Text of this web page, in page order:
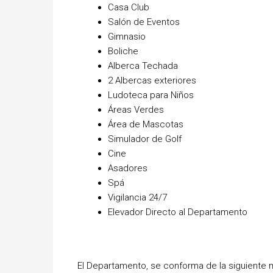
Casa Club
Salón de Eventos
Gimnasio
Boliche
Alberca Techada
2 Albercas exteriores
Ludoteca para Niños
Áreas Verdes
Área de Mascotas
Simulador de Golf
Cine
Asadores
Spá
Vigilancia 24/7
Elevador Directo al Departamento
El Departamento, se conforma de la siguiente